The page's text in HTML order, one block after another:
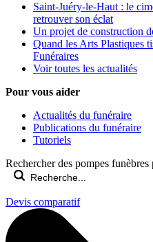
Saint-Juéry-le-Haut : le
retrouver son éclat
Un projet de construction
Quand les Arts Plastiques
Funéraires
Voir toutes les actualités
Pour vous aider
Actualités du funéraire
Publications du funéraire
Tutoriels
Rechercher des pompes
Devis comparatif